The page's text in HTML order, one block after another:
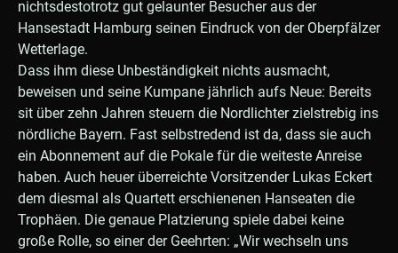
nichtsdestotrotz gut gelaunter Besucher aus der
Hansestadt Hamburg seinen Eindruck von der Oberpfälzer
Wetterlage.
Dass ihm diese Unbeständigkeit nichts ausmacht,
beweisen und seine Kumpane jährlich aufs Neue: Bereits
sit über zehn Jahren steuern die Nordlichter zielstrebig ins
nördliche Bayern. Fast selbstredend ist da, dass sie auch
ein Abonnement auf die Pokale für die weiteste Anreise
haben. Auch heuer überreichte Vorsitzender Lukas Eckert
dem diesmal als Quartett erschienenen Hanseaten die
Trophäen. Die genaue Platzierung spiele dabei keine
große Rolle, so einer der Geehrten: „Wir wechseln uns